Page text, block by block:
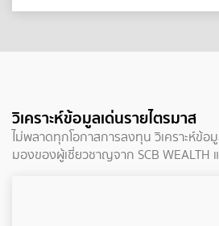
วิเคราะห์ข้อมูลเด่นรายไตรมาส
ไม่พลาดทุกโอกาสการลงทุน วิเคราะห์ข้อ
มองของผู้เชี่ยวชาญจาก SCB WEALTH